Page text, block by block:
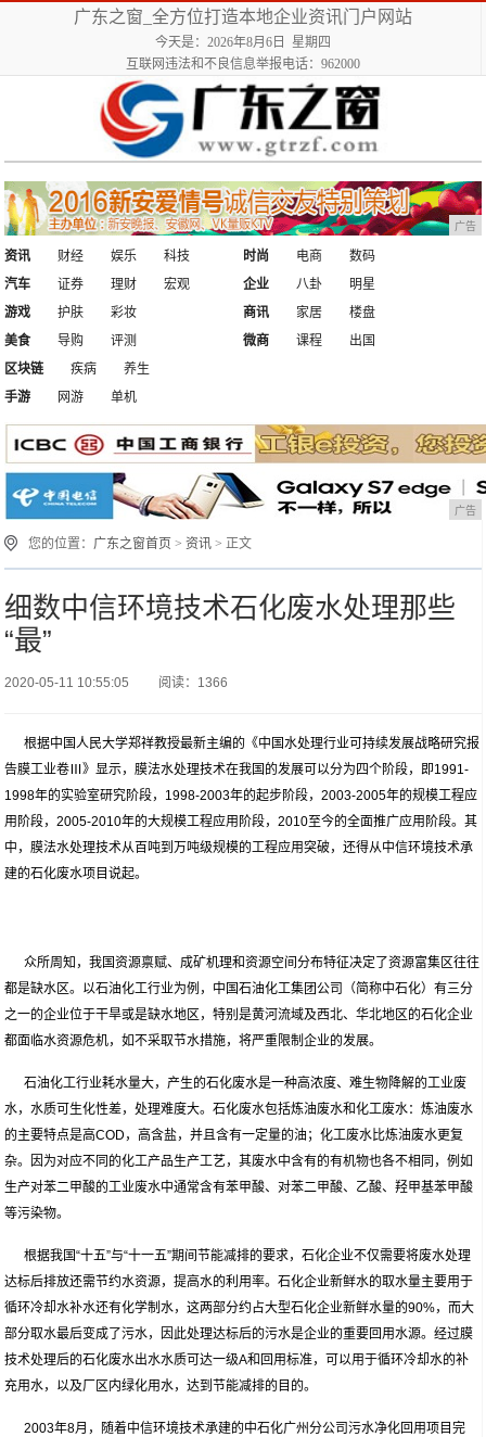
广东之窗_全方位打造本地企业资讯门户网站
今天是：2026年8月6日 星期四
互联网违法和不良信息举报电话：962000
广告
资讯 财经 娱乐
科技
汽车
证券 理财 宏观
时尚 电商
数码
企业
八卦
明星
游戏
护肤
彩妆
美食
导购 评测
商讯 家居
楼盘
微商
课程
出国
区块链
疾病
养生
手游
网游 单机
广告
您的位置： 广东之窗首页 >资讯 > 正文
细数中信环境技术石化废水处理那些
“最”
2020-05-11 10:55:05 阅读：1366
根据中国人民大学郑祥教授最新主编的《中国水处理行业可持续发展战略研究报
告膜工业卷Ⅲ》显示，膜法水处理技术在我国的发展可以分为四个阶段，即1991-
1998年的实验室研究阶段，1998-2003年的起步阶段，2003-2005年的规模工程应
用阶段，2005-2010年的大规模工程应用阶段，2010至今的全面推广应用阶段。其
中，膜法水处理技术从百吨到万吨级规模的工程应用突破，还得从中信环境技术承
建的石化废水项目说起。
众所周知，我国资源禀赋、成矿机理和资源空间分布特征决定了资源富集区往往
都是缺水区。以石油化工行业为例，中国石油化工集团公司（简称中石化）有三分
之一的企业位于干旱或是缺水地区，特别是黄河流域及西北、华北地区的石化企业
都面临水资源危机，如不采取节水措施，将严重限制企业的发展。
石油化工行业耗水量大，产生的石化废水是一种高浓度、难生物降解的工业废
水，水质可生化性差，处理难度大。石化废水包括炼油废水和化工废水：炼油废水
的主要特点是高COD，高含盐，并且含有一定量的油；化工废水比炼油废水更复
杂。因为对应不同的化工产品生产工艺，其废水中含有的有机物也各不相同，例如
生产对苯二甲酸的工业废水中通常含有苯甲酸、对苯二甲酸、乙酸、羟甲基苯甲酸
等污染物。
根据我国“十五”与“十一五”期间节能减排的要求，石化企业不仅需要将废水处理
达标后排放还需节约水资源，提高水的利用率。石化企业新鲜水的取水量主要用于
循环冷却水补水还有化学制水，这两部分约占大型石化企业新鲜水量的90%，而大
部分取水最后变成了污水，因此处理达标后的污水是企业的重要回用水源。经过膜
技术处理后的石化废水出水水质可达一级A和回用标准，可以用于循环冷却水的补
充用水，以及厂区内绿化用水，达到节能减排的目的。
2003年8月，随着中信环境技术承建的中石化广州分公司污水净化回用项目完